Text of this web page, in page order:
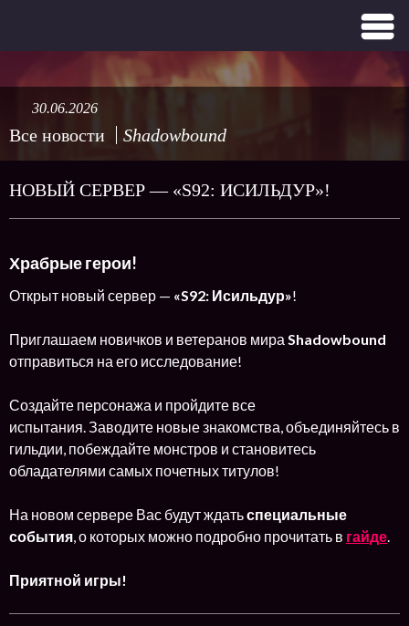
Все новости Shadowbound
30.06.2026
НОВЫЙ СЕРВЕР — «S92: ИСИЛЬДУР»!
Храбрые герои!
Открыт новый сервер — «S92: Исильдур»!
Приглашаем новичков и ветеранов мира Shadowbound
отправиться на его исследование!
Создайте персонажа и пройдите все
испытания. Заводите новые знакомства, объединяйтесь в
гильдии, побеждайте монстров и становитесь
обладателями самых почетных титулов!
На новом сервере Вас будут ждатьспециальные
события, о которых можно подробно прочитать в гайде.
Приятной игры!